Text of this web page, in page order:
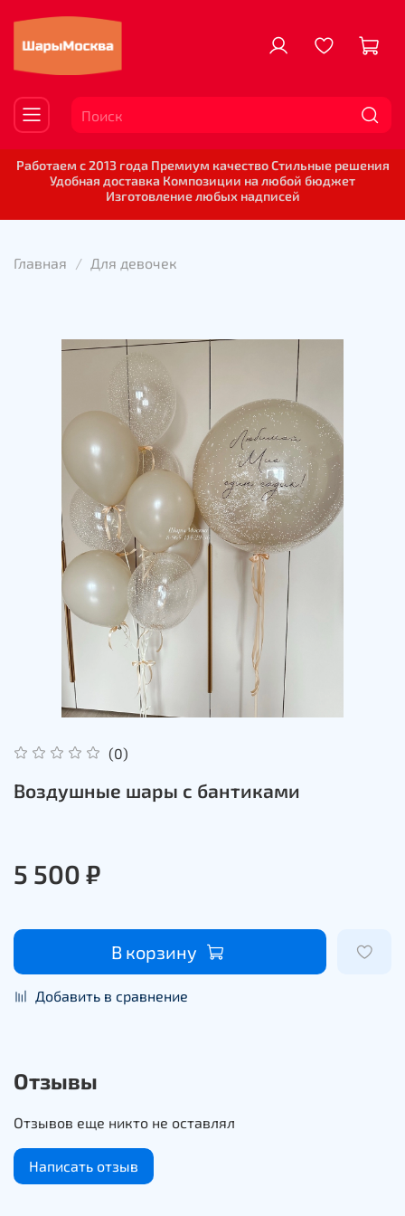
Работаем с 2013 года Премиум качество Стильные решения
Удобная доставка Композиции на любой бюджет
Изготовление любых надписей
Главная Для девочек
(0)
Воздушные шары с бантиками
5 500 ₽
В корзину
Добавить в сравнение
Отзывы
Отзывов еще никто не оставлял
Написать отзыв